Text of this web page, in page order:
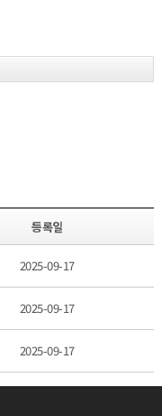
등록일
2025-09-17
2025-09-17
2025-09-17